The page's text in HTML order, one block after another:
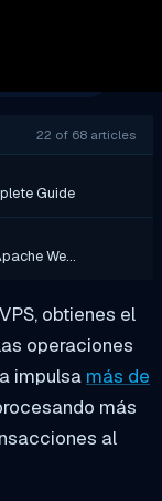
22 of 68 articles
Guide
We…
obtienes el
operaciones
impulsa más de
más
al